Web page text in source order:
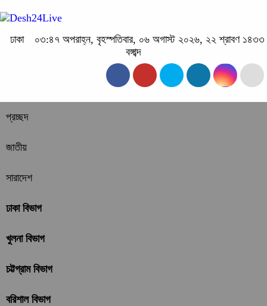
ঢাকা
০৩:৪৭ অপরাহ্ন, বৃহস্পতিবার, ০৬ অগাস্ট ২০২৬, ২২ শ্রাবণ ১৪৩৩
বঙ্গাব্দ
প্রচ্ছদ
জাতীয়
সারাদেশ
ঢাকা বিভাগ
খুলনা বিভাগ
চট্টগ্রাম বিভাগ
বরিশাল বিভাগ